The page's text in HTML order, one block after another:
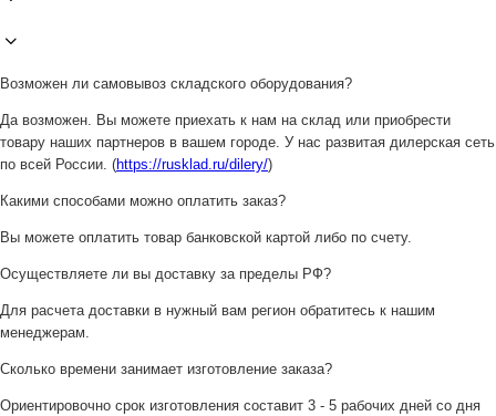
Возможен ли самовывоз складского оборудования?
Да возможен. Вы можете приехать к нам на склад или приобрести
товару наших партнеров в вашем городе. У нас развитая дилерская сеть
по всей России. (https://rusklad.ru/dilery/)
Какими способами можно оплатить заказ?
Вы можете оплатить товар банковской картой либо по счету.
Осуществляете ли вы доставку за пределы РФ?
Для расчета доставки в нужный вам регион обратитесь к нашим
менеджерам.
Сколько времени занимает изготовление заказа?
Ориентировочно срок изготовления составит 3 - 5 рабочих дней со дня